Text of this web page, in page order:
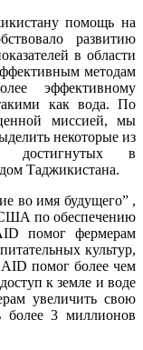
помощь на
развитию
в области
методам
эффективному
как вода. По
миссией, мы
некоторые из
достигнутых в
Таджикистана.
во имя будущего” ,
США по обеспечению
помог фермерам
культур,
помог более чем
к земле и воде
увеличить свою
3 миллионов